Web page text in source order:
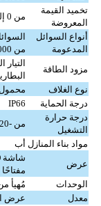
تخميد القيمة
المعروضة
من 0 إلى 99 ثانية (يمكن للمستخدم تحديدها)
أنواع السوائل
المدعومة
من 10000 جزء في المليون
مزود الطاقة
نوع الغلاف
محمول
درجة الحماية
IP66
درجة حرارة
التشغيل
من -20 درجة مئوية إلى +60 درجة مئوية
مواد بناء المنازل أب
عرض
مفتاحًا
الوحدات
مُهيأ
معدل
عرض